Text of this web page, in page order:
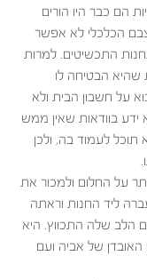
הם כבר היו הורים
הכלכלי לא אפשר
התכשיטים. למרות
שהיא הבטיחה לו
על חשבון הבית ולא
ידע בוודאות שאין ממש
לעמוד בה, ולכן
על החלום ולמכור את
ליד החנות וראתה
הלב שלה התכווץ. היא
של אביה ועם